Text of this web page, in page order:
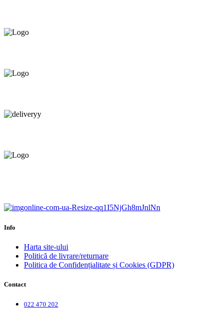
Info
Harta site-ului
Politică de livrare/returnare
Politica de Confidențialitate și Cookies (GDPR)
Contact
022 470 202